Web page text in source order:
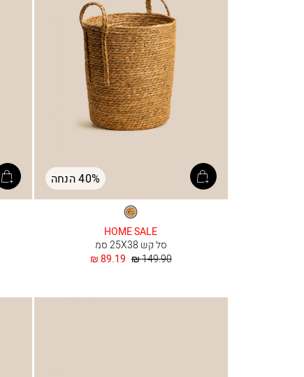
40% הנחה
טבעי
HOME SALE
סל קש 25X38 סמ
החל
89.19 ₪ מחיר
149.90 ₪